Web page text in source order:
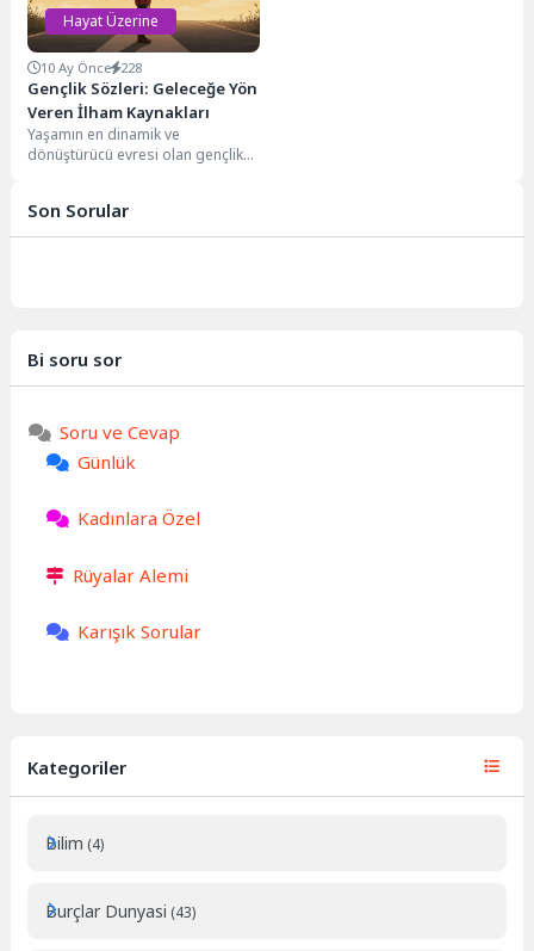
Hayat Üzerine
10 Ay Önce 228
Gençlik Sözleri: Geleceğe Yön
Veren İlham Kaynakları
Yaşamın en dinamik ve
dönüştürücü evresi olan gençlik
Son Sorular
Bi soru sor
Soru ve Cevap
Günlük
Kadınlara Özel
Rüyalar Alemi
Karışık Sorular
Kategoriler
Bilim (4)
Burçlar Dunyasi (43)